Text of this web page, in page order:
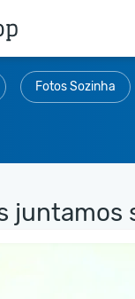
Fotos Sozinha
juntamos